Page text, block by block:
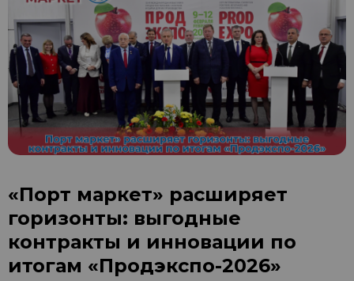
«Порт маркет» расширяет
горизонты: выгодные
контракты и инновации по
итогам «Продэкспо-2026»